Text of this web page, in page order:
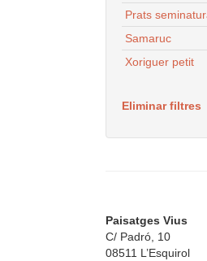
Prats
Samaruc
Xoriguer petit
Eliminar filtres
Paisatges Vius
C/ Padró, 10
08511 L’Esquirol